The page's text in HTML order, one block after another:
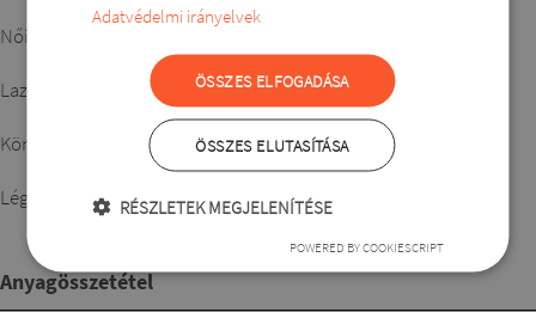
Nőies nyakkivágás
Laza, kényelmes szabás
Könnyű, természetes hatású alapanyag
Légies nyári viselet
Anyagösszetétel
Adatvédelmi irányelvek
ÖSSZES ELFOGADÁSA
ÖSSZES ELUTASÍTÁSA
RÉSZLETEK MEGJELENÍTÉSE
POWERED BY COOKIESCRIPT